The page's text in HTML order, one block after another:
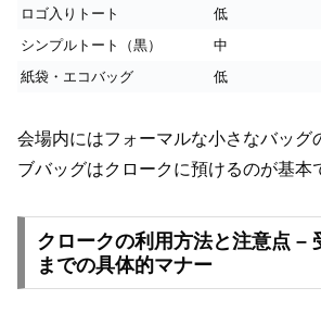
ロゴ入りトート
低
シンプルトート（黒）
中
紙袋・エコバッグ
低
会場内にはフォーマルな小さなバッグ
ブバッグはクロークに預けるのが基本
クロークの利用方法と注意点 –
までの具体的マナー